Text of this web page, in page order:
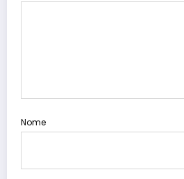
Nome